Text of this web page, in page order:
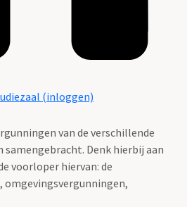
(inloggen)
van de verschillende
Denk hierbij aan
voorloper hiervan: de